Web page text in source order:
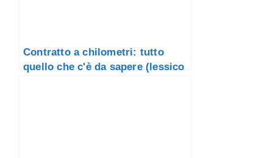
Contratto a chilometri: tutto
quello che c'è da sapere (lessico